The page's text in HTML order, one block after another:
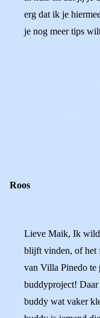
erg dat ik je
je nog meer tips
Roos
Lieve Maik, Ik
blijft vinden, of het
van Villa Pinedo te
buddyproject! Daar
buddy wat vaker